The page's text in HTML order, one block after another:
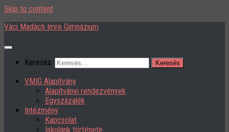
Skip to content
Váci Madách Imre Gimnázium
Keresés:
VMIG Alapítvány
Alapítványi rendezvények
Egyszázalék
Intézmény
Kapcsolat
Iskolánk története